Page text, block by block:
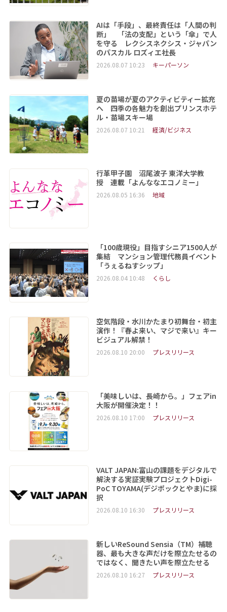
AIは「手段」、最終責任は「人間の判
断」 「法の支配」という「傘」で人
を守る レクシスネクシス・ジャパン
のパスカル ロズィエ社長
2026.08.07 10:23 キーパーソン
夏の苗場が夏のアクティビティー拡充
へ 四季の各魅力を創出プリンスホテ
ル・苗場スキー場
2026.08.07 10:21 経済/ビジネス
行革甲子園 沼尾波子 東洋大学教
授 連載「よんななエコノミー」
2026.08.05 16:36 地域
「100歳現役」目指すシニア1500人が
集結 マンション管理代務員イベント
「うぇるねすシップ」
2026.08.04 10:48 くらし
空気階段・水川かたまり初舞台・初主
演作！『春よ来い、マジで来い』キー
ビジュアル解禁！
2026.08.10 20:00 プレスリリース
「美味しいは、長崎から。」フェアin
大阪が開催決定！！
2026.08.10 17:00 プレスリリース
VALT JAPAN:富山の課題をデジタルで
解決する実証実験プロジェクトDigi-
PoC TOYAMA(デジポックとやま)に採
択
2026.08.10 16:30 プレスリリース
新しいReSound Sensia（TM）補聴
器、最も大きな声だけを際立たせるの
ではなく、聞きたい声を際立たせる
2026.08.10 16:27 プレスリリース